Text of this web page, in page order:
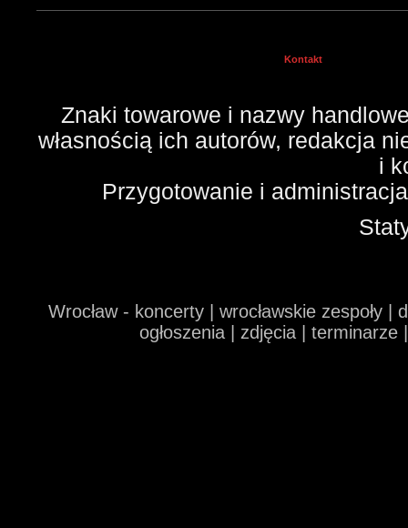
Kontakt
Znaki towarowe i nazwy
własnością ich autorów, redakcja
i
Przygotowanie i
Wrocław - koncerty | wrocławskie zespoły
ogłoszenia | zdjęcia |